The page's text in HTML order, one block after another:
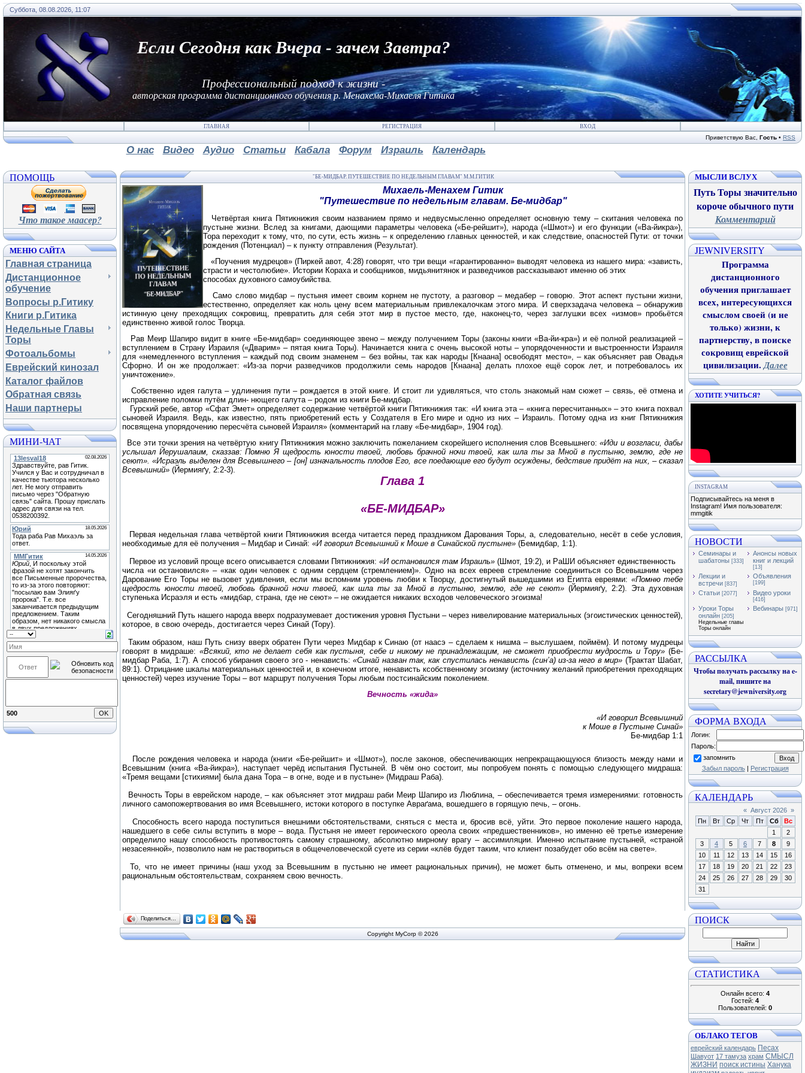
Суббота, 08.08.2026, 11:07
Если Сегодня как Вчера - зачем Завтра?
Профессиональный подход к жизни -
авторская программа дистанционного обучения р. Менахема-Михаеля Гитика
ГЛАВНАЯ РЕГИСТРАЦИЯ ВХОД
Приветствую Вас Гость • RSS
О нас Видео Аудио Статьи Кабала Форум Израиль Календарь
ПОМОЩЬ
Что такое маасер?
МЕНЮ САЙТА
Главная страница
Дистанционное
обучение
Вопросы р.Гитику
Книги р.Гитика
Недельные Главы
Торы
Фотоальбомы
Еврейский кинозал
Каталог файлов
Обратная связь
Наши партнеры
МИНИ-ЧАТ
500
"БЕ-МИДБАР. ПУТЕШЕСТВИЕ ПО НЕДЕЛЬНЫМ ГЛАВАМ" М.М.ГИТИК
Михаель-Менахем Гитик
"Путешествие по недельным главам. Бе-мидбар"
Четвёртая книга Пятикнижия своим названием прямо и недвусмысленно определяет основную тему – скитания человека по
пустыне жизни. Вслед за книгами, дающими параметры человека («Бе-рейшит»), народа («Шмот») и его функции(«Ва-йикра»),
Тора переходит к тому, что, по сути, есть жизнь– к определению главных ценностей, и как следствие, опасностей Пути: от точки
рождения (Потенциал) – к пункту отправления (Результат).
«Поучения мудрецов» (Пиркей авот, 4:28) говорят, что тривещи «гарантированно» выводят человека из нашего мира: «зависть,
страсти и честолюбие». Истории Кораха и сообщников, мидьянитянок и разведчиков рассказывают именно об этих
способах духовного самоубийства.
Само слово мидбар – пустыня имеет своим корнем не пустоту, а разговор –медабер – говорю. Этот аспект пустыни жизни,
естественно, определяет как ноль цену всем материальным привлекалочкам этого мира. И сверхзадача человека – обнаружив
истинную цену преходящих сокровищ, превратить для себя этот мир в пустое место, где, наконец-то, через заглушкивсех «измов» пробьётся
единственно живой голос Творца.
Рав Меир Шапиро видит в книге «Бе-мидбар» соединяющее звено – между получением Торы (законы книги «Ва-йи-кра») и её полной реализацией –
вступлением в Страну Израиля («Дварим» – пятая книга Торы). Начинается книга с очень высокой ноты – упорядоченности и выстроенности Израиля
для «немедленного вступления – каждый под своим знаменем– без войны, так как народы [Кнаана] освободят место», – какобъясняет рав Овадья
Сфорно. И он же продолжает: «Из-запорчи разведчиков продолжили семь народов [Кнаана] делать плохое ещё сорок лет, и потребовалось их
уничтожение».
Собственно идея галута – удлинения пути – рождается в этой книге. И стоит ли удивляться, что столь знакомый намсюжет – связь, её отмена и
исправление поломки путём длин- нющего галута – родом из книги Бе-мидбар.
Гурский ребе, автор «Сфат Эмет» определяет содержание четвёртой книги Пятикнижия так: «И книга эта – «книга пересчитанных» – это книга похвал
сыновей Израиля. Ведь, как известно, пять приобретенийесть у Создателя в Его мире и одно из них – Израиль. Потомуодна из книг Пятикнижия
посвящена упорядочению пересчёта сыновей Израиля» (комментарий на главу «Бе-мидбар», 1904 год).
Все эти точки зрения на четвёртую книгу Пятикнижия можно заключить пожеланием скорейшего исполнения слов Всевышнего:«Иди и возгласи, дабы
услышал Йерушалаим, сказзав: Помню Я щедрость юности твоей, любовь брачной ночитвоей, как шла ты за Мной в пустыню, землю, где не
сеют».«Исраэль выделен для Всевышнего – [он] изначальность плодов Его, все поедающие его будут осуждены, бедствие придёт на них, – сказал
Всевышний» (Йермияґу, 2:2-3).
Глава 1
«БЕ-МИДБАР»
Первая недельная глава четвёртой книги Пятикнижия всегда читается перед праздником Дарования Торы, а, следовательно, несёт в себе условия,
необходимые для её получения – Мидбар и Синай: «И говорил Всевышний к Моше в Синайской пустыне» (Бемидбар, 1:1).
Первое из условий проще всего описывается словами Пятикнижия: «И остановился там Израиль» (Шмот, 19:2), и РаШИ объясняет единственность
числа «и остановился» – «как один человек с одним сердцем (стремлением)». Одно на всех евреев стремление соединиться со Всевышним через
Дарование Его Торы не вызовет удивления, если мы вспомним уровень любви к Творцу, достигнутый вышедшими из Египта евреями: «Помню тебе
щедрость юности твоей, любовь брачной ночи твоей, как шла ты за Мной в пустыню, землю, где не сеют»(Йермияґу, 2:2). Эта духовная
ступенька Исраэля и есть «мидбар, страна, где не сеют» – не ожидается никаких всходов человеческого эгоизма!
Сегодняшний Путь нашего народа вверх подразумевает достижения уровня Пустыни – через нивелирование материальных (эгоистических ценностей),
которое, в свою очередь, достигается через Синай (Тору).
Таким образом, наш Путь снизу вверх обратен Пути через Мидбар к Синаю (от наасэ – сделаем к нишма – выслушаем, поймём). И потому мудрецы
говорят в мидраше: «Всякий, кто не делает себя как пустыня, себе и никому не принадлежащим, не сможет приобрести мудрость и Тору» (Бе-
мидбар Раба, 1:7). А способ убирания своего эго - ненависть:«Синай назван так, как спустилась ненависть (син’а) из-за него в мир» (Трактат Шабат,
89:1). Отрицание шкалы материальных ценностей и, в конечном итоге, ненависть ксобственному эгоизму (источнику желаний приобретения преходящих
ценностей) через изучение Торы – вот маршрут получения Торы любым постсинайским поколением.
Вечность «жида»
«И говорил Всевышний
к Моше в Пустыне Синай»
Бе-мидбар 1:1
После рождения человека и народа (книги «Бе-рейшит» и «Шмот»), после законов, обеспечивающих непрекращающуюся близость между нами и
Всевышним (книга «Ва-йикра»), наступает черёд испытания Пустыней. В чём оно состоит, мы попробуем понять с помощью следующего мидраша:
«Тремя вещами [стихиями] была дана Тора – в огне, воде и в пустыне» (Мидраш Раба).
Вечность Торы в еврейском народе, – как объясняет этот мидраш раби Меир Шапиро из Люблина, – обеспечивается тремя измерениями: готовность
личного самопожертвования во имя Всевышнего, истоки которого в поступке Авраґама, вошедшего в горящую печь, – огонь.
Способность всего народа поступиться внешними обстоятельствами, сняться с места и, бросив всё, уйти. Это первое поколение нашего народа,
нашедшего в себе силы вступить в море – вода. Пустыня не имеет героического ореола своих «предшественников», но именно её третье измерение
определило нашу способность противостоять самому страшному, абсолютно мирному врагу – ассимиляции. Именно испытание пустыней, «страной
незасеянной», позволило нам не раствориться в общечеловеческой суете из серии «клёв будет таким, что клиент позабудет обо всём на свете».
То, что не имеет причины (наш уход за Всевышним в пустыню не имеет рациональных причин), не может быть отменено, и мы, вопреки всем
рациональным обстоятельствам, сохраняем свою вечность.
Поделиться…
Copyright MyCorp © 2026
МЫСЛИ ВСЛУХ
Путь Торы значительно
короче обычного пути
Комментарий
JEWNIVERSITY
Программа
дистанционного
обучения приглашает
всех, интересующихся
смыслом своей (и не
только) жизни, к
партнерству, в поиске
сокровищ еврейской
цивилизации.Далее
ХОТИТЕ УЧИТЬСЯ?
INSTAGRAM
Подписывайтесь на меня в
Instagram! Имя пользователя:
mmgitik
НОВОСТИ
Семинары и
шабатоны [333]
Анонсы новых
книг и лекций
[13]
Лекции и
встречи [837]
Объявления
[199]
Статьи [2077] Видео уроки
[416]
Уроки Торы
онлайн [205]
Недельные главы
Торы онлайн
Вебинары [971]
РАССЫЛКА
Чтобы получать рассылку на e-
mail, пишите на
secretary@jewniversity.org
ФОРМА ВХОДА
Логин:
Пароль:
запомнить
Забыл пароль| Регистрация
КАЛЕНДАРЬ
« Август 2026 »
Пн
Вт Ср Чт Пт Сб
Вс
1
2
3
4 5 6 7 8
9
10
11 12 13 14 15
16
17
18 19 20 21 22
23
24
25 26 27 28 29
30
31
ПОИСК
СТАТИСТИКА
Онлайн всего: 4
Гостей: 4
Пользователей: 0
ОБЛАКО ТЕГОВ
еврейский календарь Песах
Шавуот 17 тамуза храм СМЫСЛ
ЖИЗНИ поиск истины Ханука